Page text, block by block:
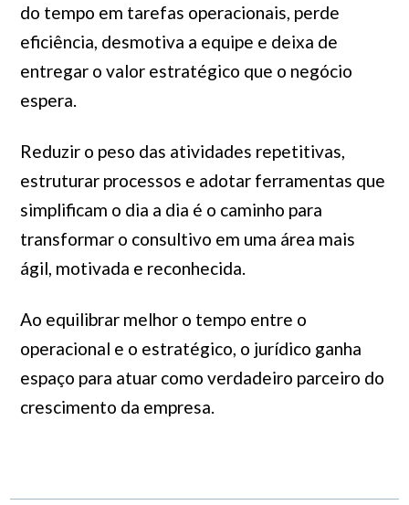
do tempo em tarefas operacionais, perde
eficiência, desmotiva a equipe e deixa de
entregar o valor estratégico que o negócio
espera.
Reduzir o peso das atividades repetitivas,
estruturar processos e adotar ferramentas que
simplificam o dia a dia é o caminho para
transformar o consultivo em uma área mais
ágil, motivada e reconhecida.
Ao equilibrar melhor o tempo entre o
operacional e o estratégico, o jurídico ganha
espaço para atuar como verdadeiro parceiro do
crescimento da empresa.